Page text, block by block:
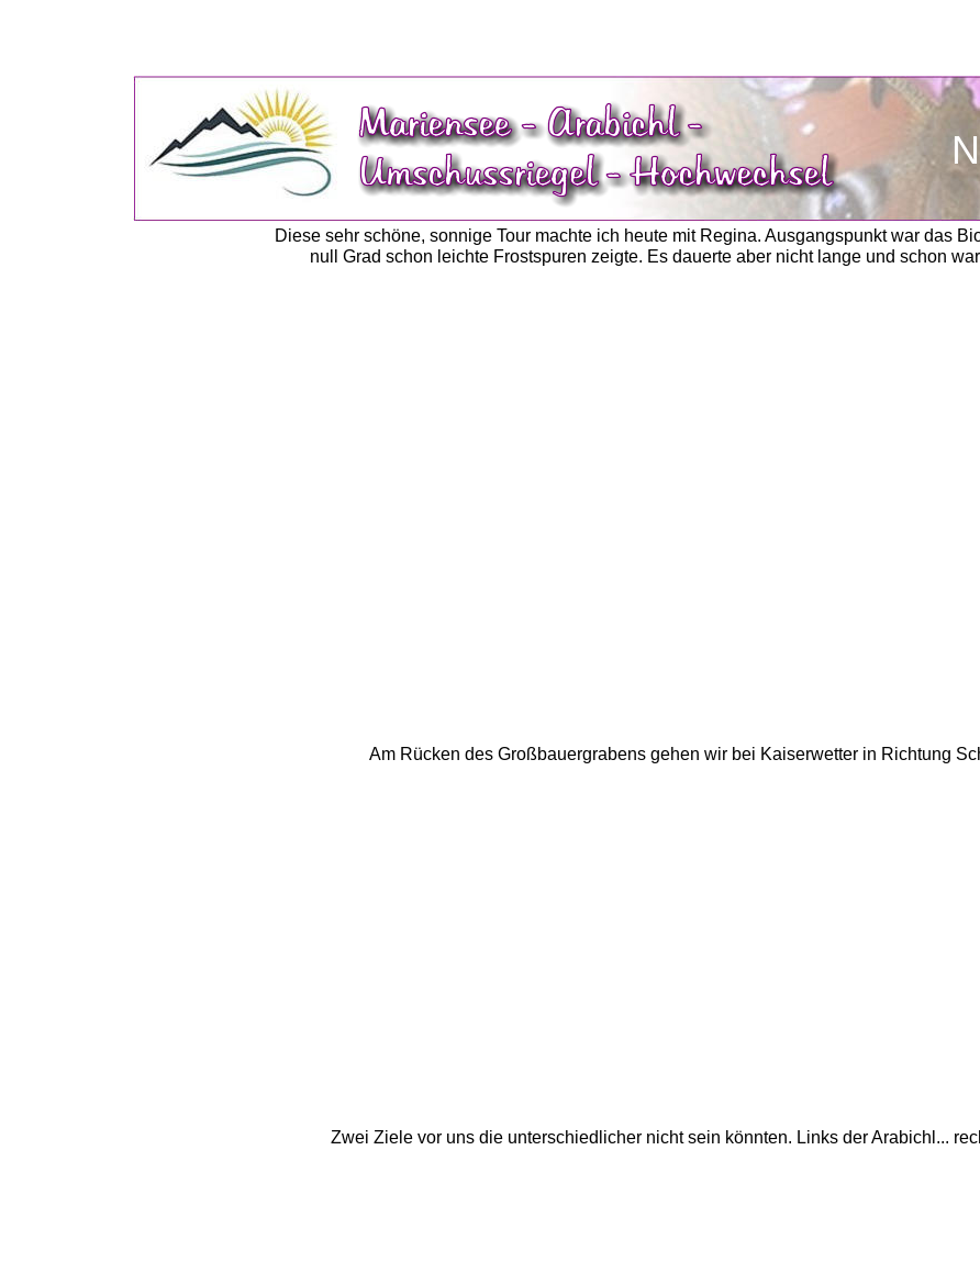
Diese sehr schöne, sonnige Tour machte ich heute mit Regina. Ausgangspunkt war das
null Grad schon leichte Frostspuren zeigte. Es dauerte aber nicht lange und schon
Am Rücken des Großbauergrabens gehen wir bei Kaiserwetter in Richtung
Zwei Ziele vor uns die unterschiedlicher nicht sein könnten. Links der Arabichl...